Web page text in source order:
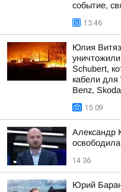
событие,
13:46
Юлия
Schubert,
кабели для
Benz,
15:09
Александр
14:36
Юрий